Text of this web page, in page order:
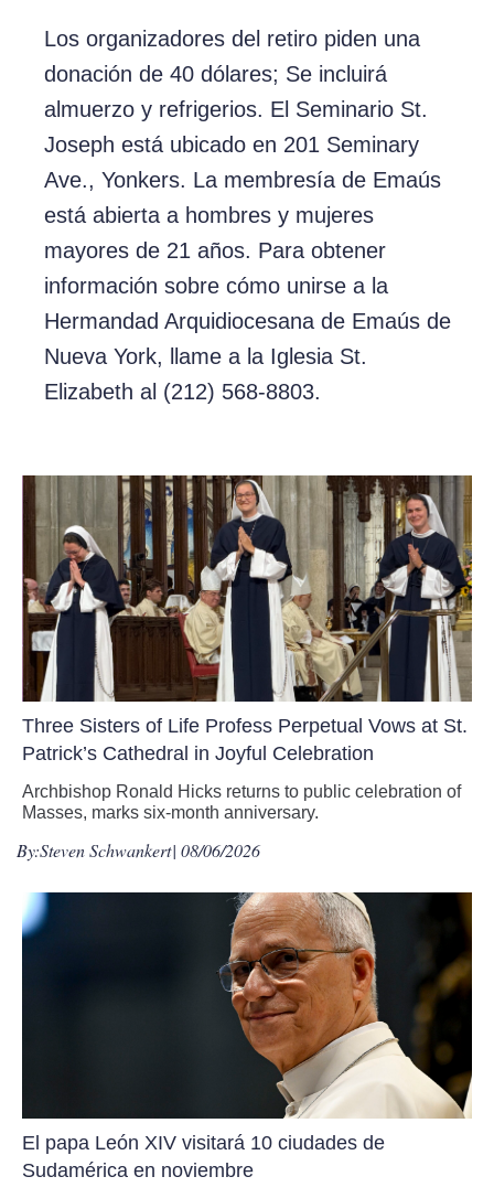
Los organizadores del retiro piden una
donación de 40 dólares; Se incluirá
almuerzo y refrigerios. El Seminario St.
Joseph está ubicado en 201 Seminary
Ave., Yonkers. La membresía de Emaús
está abierta a hombres y mujeres
mayores de 21 años. Para obtener
información sobre cómo unirse a la
Hermandad Arquidiocesana de Emaús de
Nueva York, llame a la Iglesia St.
Elizabeth al (212) 568-8803.
Three Sisters of Life Profess Perpetual Vows at St.
Patrick’s Cathedral in Joyful Celebration
Archbishop Ronald Hicks returns to public celebration of
Masses, marks six-month anniversary.
By:Steven Schwankert| 08/06/2026
El papa León XIV visitará 10 ciudades de
Sudamérica en noviembre